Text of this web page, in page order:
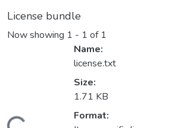
License bundle
Now showing 1 - 1 of 1
Name:
license.txt
Size:
1.71 KB
Format: